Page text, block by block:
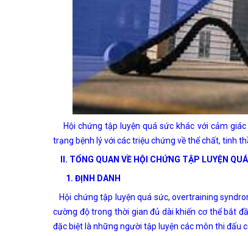
Hội chứng tập luyện quá sức khác với cảm
trạng bệnh lý với các triệu chứng về thể chất, tinh
II. TỔNG QUAN VỀ HỘI CHỨNG TẬP LUYỆN
1. ĐỊNH DANH
Hội chứng tập luyện quá sức, overtraining
cường độ trong thời gian đủ dài khiến cơ thể bắt
đặc biệt là những người tập luyện các môn thi đấu